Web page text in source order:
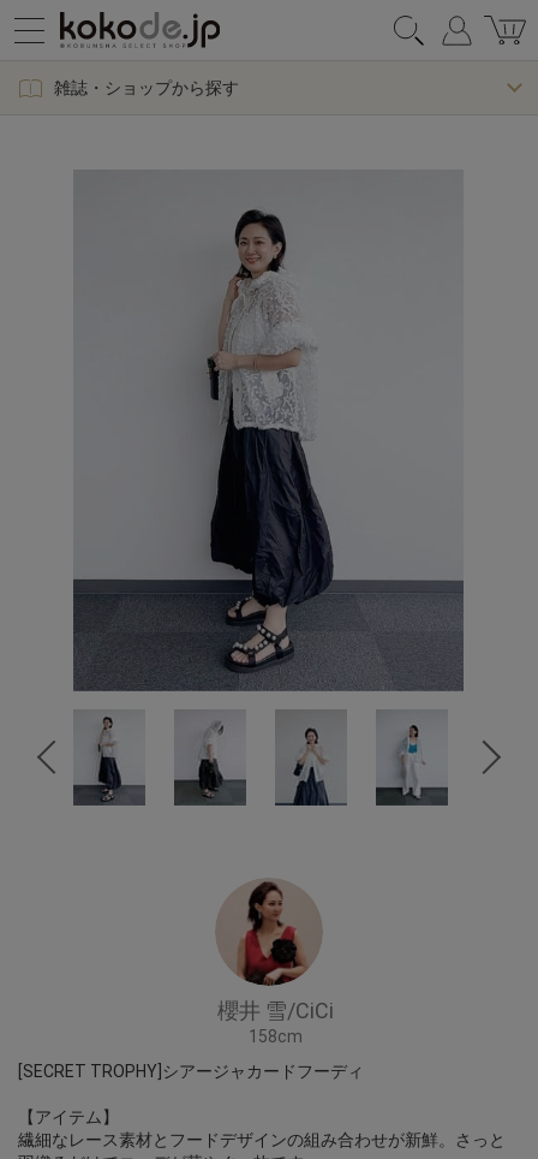
雑誌・ショップから探す
櫻井 雪/CiCi
158cm
[SECRET TROPHY]シアージャカードフーディ
【アイテム】
繊細なレース素材とフードデザインの組み合わせが新鮮。さっと